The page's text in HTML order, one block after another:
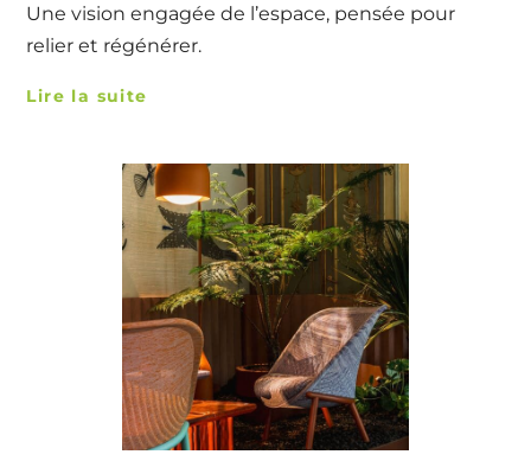
Une vision engagée de l’espace, pensée pour
relier et régénérer.
Lire la suite